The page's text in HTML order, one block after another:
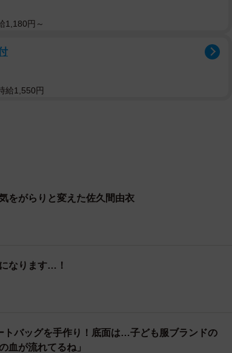
1,180円～
給1,550円
をがらりと変えた佐久間由衣
なります…！
トバッグを手作り！底面は…子ども服ブランドの
血が流れてるね」